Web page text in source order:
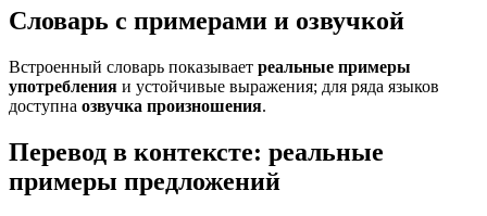
Словарь с примерами и озвучкой
Встроенный словарь показывает реальные примеры
употребления и устойчивые выражения; для ряда языков
доступна озвучка произношения.
Перевод в контексте: реальные
примеры предложений